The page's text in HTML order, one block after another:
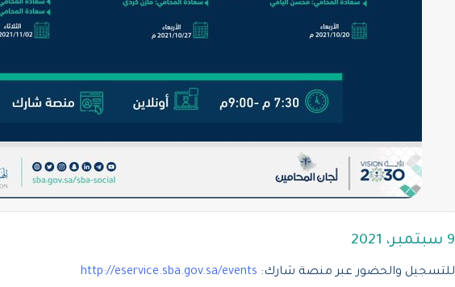
9 سبتمبر، 2021
للتسجيل والحضور عبر منصة شارك: http://eservice.sba.gov.sa/events